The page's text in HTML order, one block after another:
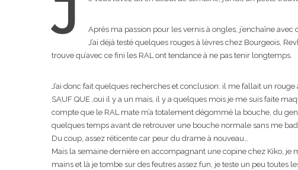
J
Après ma passion pour les vernis à ongles, j’enchaîne avec
J’ai déjà testé quelques rouges à lèvres chez Bourgeois,
trouve qu’avec ce fini les RAL ont tendance à ne pas tenir longtemps.
J’ai donc fait quelques recherches et conclusion: il me fallait un rouge
SAUF QUE ,oui il y a un mais, il y a quelques mois je me suis faite
compte que le RAL mate m’a totalement dégommé la bouche, du
quelques temps avant de retrouver une bouche normale sans me
Du coup, assez réticente car peur du drame à nouveau…
Mais la semaine dernière en accompagnant une copine chez Kiko, je
mains et là je tombe sur des feutres assez fun, je teste un peu toutes